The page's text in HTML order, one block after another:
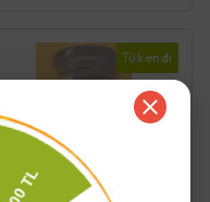
Tükendi